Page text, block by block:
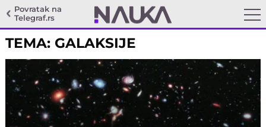
Povratak na
Telegraf.rs
TEMA: GALAKSIJE